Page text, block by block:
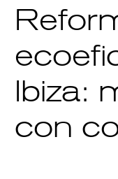
Ibiza:
con